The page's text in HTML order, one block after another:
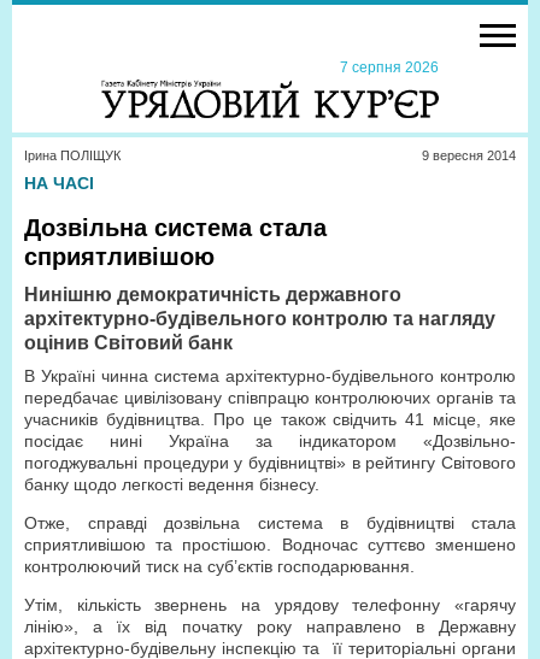
7 серпня 2026
Ірина ПОЛІЩУК 9 вересня 2014
НА ЧАСІ
Дозвільна система стала
сприятливішою
Нинішню демократичність державного
архітектурно-будівельного контролю та нагляду
оцінив Світовий банк
В Україні чинна система архітектурно-будівельного контролю
передбачає цивілізовану співпрацю контролюючих органів та
учасників будівництва. Про це також свідчить 41 місце, яке
посідає нині Україна за індикатором «Дозвільно-
погоджувальні процедури у будівництві» в рейтингу Світового
банку щодо легкості ведення бізнесу.
Отже, справді дозвільна система в будівництві стала
сприятливішою та простішою. Водночас суттєво зменшено
контролюючий тиск на суб’єктів господарювання.
Утім, кількість звернень на урядову телефонну «гарячу
лінію», а їх від початку року направлено в Державну
архітектурно-будівельну інспекцію та
її територіальні органи